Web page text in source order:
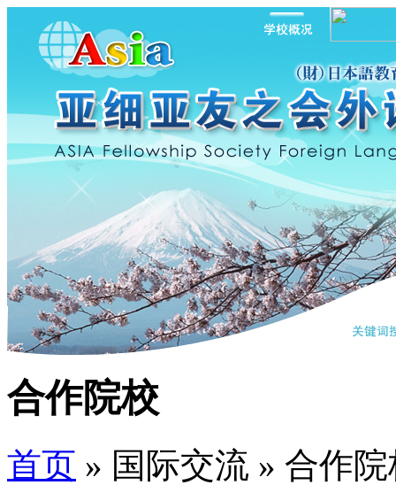
合作院校
首页 » 国际交流 » 合作